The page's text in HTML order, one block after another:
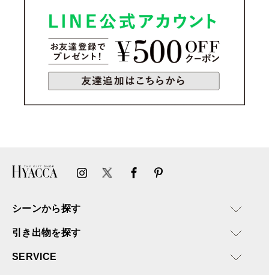
シーンから探す
引き出物を探す
SERVICE